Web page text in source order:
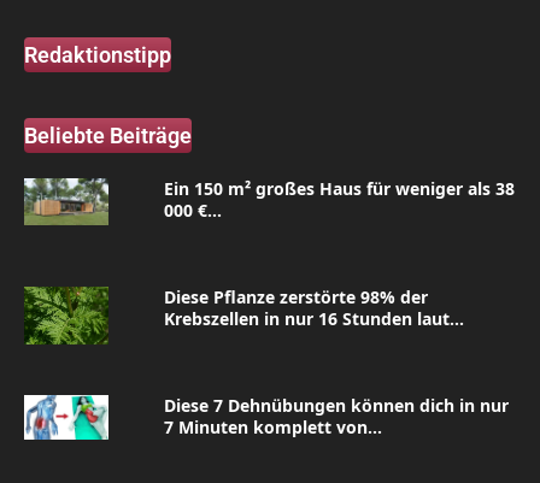
Redaktionstipp
Beliebte Beiträge
Ein 150 m² großes Haus für weniger als 38
000 €...
Diese Pflanze zerstörte 98% der
Krebszellen in nur 16 Stunden laut...
Diese 7 Dehnübungen können dich in nur
7 Minuten komplett von...